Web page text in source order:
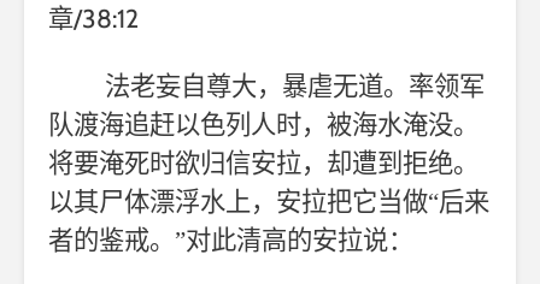
章/38:12
法老妄自尊大，暴虐无道。率领军
队渡海追赶以色列人时，被海水淹没。
将要淹死时欲归信安拉，却遭到拒绝。
以其尸体漂浮水上，安拉把它当做“后来
者的鉴戒。”对此清高的安拉说：